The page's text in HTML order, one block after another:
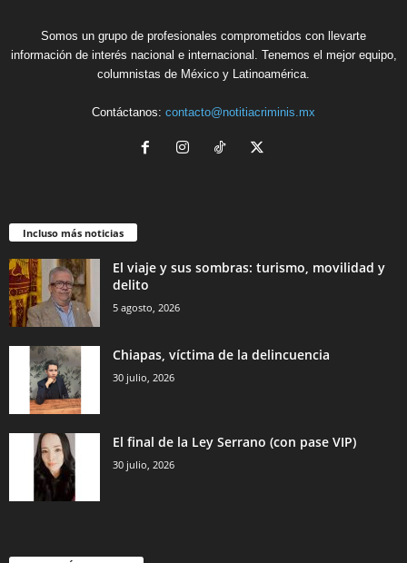
Somos un grupo de profesionales comprometidos con llevarte
información de interés nacional e internacional. Tenemos el mejor equipo,
columnistas de México y Latinoamérica.
Contáctanos: contacto@notitiacriminis.mx
Incluso más noticias
El viaje y sus sombras: turismo, movilidad y
delito
5 agosto, 2026
Chiapas, víctima de la delincuencia
30 julio, 2026
El final de la Ley Serrano (con pase VIP)
30 julio, 2026